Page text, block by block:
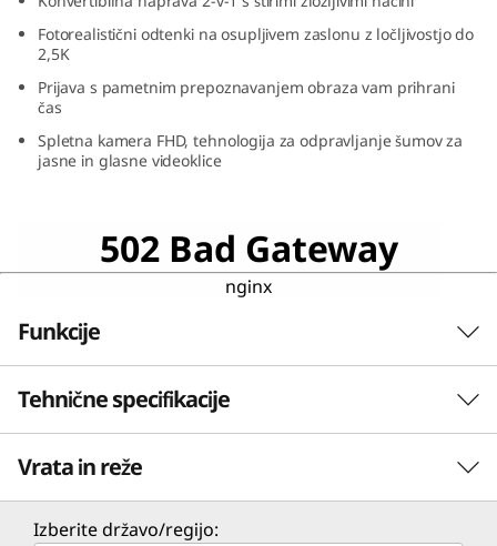
Fotorealistični odtenki na osupljivem zaslonu z ločljivostjo do
2,5K
Prijava s pametnim prepoznavanjem obraza vam prihrani
čas
Spletna kamera FHD, tehnologija za odpravljanje šumov za
jasne in glasne videoklice
502 Bad Gateway
nginx
Funkcije
Zasnovan za vse – temu se
reče razvit prenosnik
Tanek in lahek prenosni računalnik Yoga 7i 8.
13. generacije, ki presegajo zmogljivost, z
Tehnične specifikacije
Do Intel® Core™ i7 13. generacije
Vrata in reže
Izberite državo/regijo: